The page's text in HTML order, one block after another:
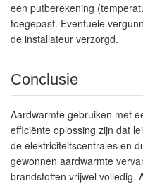
een putberekening
toegepast. Eventuele
de installateur verzorgd.
Conclusie
Aardwarmte gebruiken met
efficiënte oplossing zijn dat
de elektriciteitscentrales en
gewonnen aardwarmte
brandstoffen vrijwel volledig.